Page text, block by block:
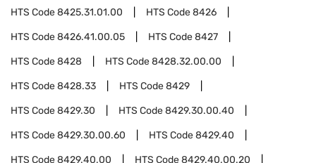
HTS Code8425.31.01.00 HTS Code8426
HTS Code8426.41.00.05 HTS Code8427
HTS Code8428 HTS Code8428.32.00.00
HTS Code8428.33 HTS Code8429
HTS Code8429.30 HTS Code8429.30.00.40
HTS Code8429.30.00.60 HTS Code8429.40
HTS Code8429.40.00 HTS Code8429.40.00.20